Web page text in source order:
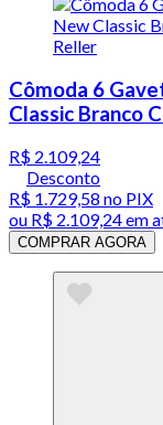
Cômoda 6
Classic Branco
R$ 2.109,24
Desconto
R$ 1.729,58 no PIX
ou R$ 2.109,24em
COMPRAR AGORA